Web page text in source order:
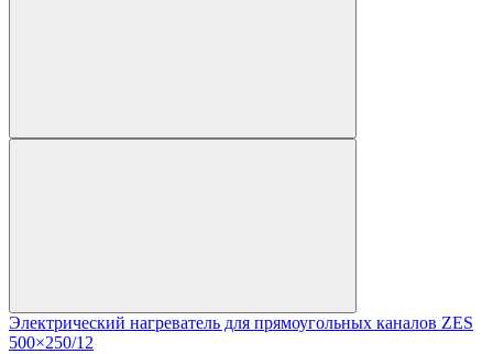
Электрический нагреватель для прямоугольных каналов ZES
500×250/12